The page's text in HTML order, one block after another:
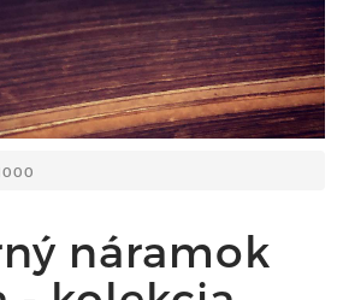
náramok